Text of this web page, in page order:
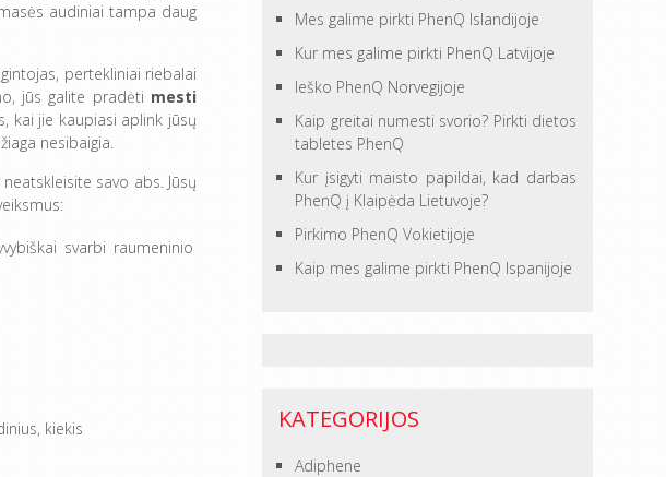
audiniai tampa daug
pertekliniai riebalai
jūs galite pradėti mesti
kai jie kaupiasi aplink jūsų
nesibaigia.
savo abs. Jūsų
svarbi raumeninio
kiekis
Mes galime pirkti PhenQ Islandijoje
Kur mes galime pirkti PhenQ Latvijoje
Ieško PhenQ Norvegijoje
Kaip greitai numesti svorio? Pirkti dietos
tabletes PhenQ
Kur įsigyti maisto papildai, kad darbas
PhenQ į Klaipėda Lietuvoje?
Pirkimo PhenQ Vokietijoje
Kaip mes galime pirkti PhenQ Ispanijoje
KATEGORIJOS
Adiphene